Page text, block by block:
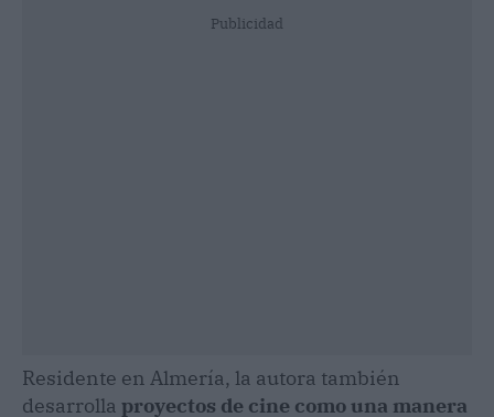
Publicidad
Residente en Almería, la autora también
desarrolla proyectos de cine como una manera